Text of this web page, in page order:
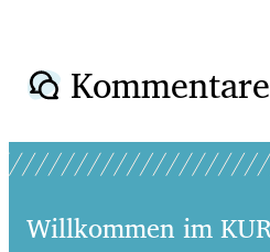
Kommentare